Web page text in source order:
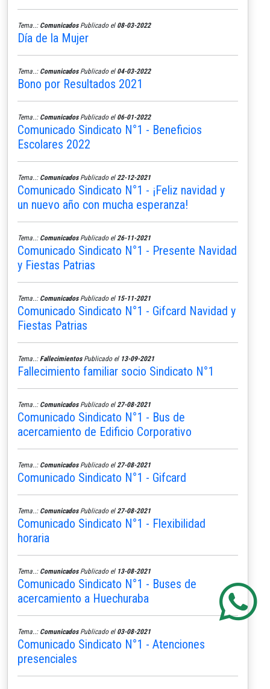
Tema..: ComunicadosPublicado el 08-03-2022
Día de la Mujer
Tema..: ComunicadosPublicado el 04-03-2022
Bono por Resultados 2021
Tema..: ComunicadosPublicado el 06-01-2022
Comunicado Sindicato N°1 - Beneficios
Escolares 2022
Tema..: ComunicadosPublicado el 22-12-2021
Comunicado Sindicato N°1 - ¡Feliz navidad y
un nuevo año con mucha esperanza!
Tema..: ComunicadosPublicado el 26-11-2021
Comunicado Sindicato N°1 - Presente Navidad
y Fiestas Patrias
Tema..: ComunicadosPublicado el 15-11-2021
Comunicado Sindicato N°1 - Gifcard Navidad y
Fiestas Patrias
Tema..: FallecimientosPublicado el 13-09-2021
Fallecimiento familiar socio Sindicato N°1
Tema..: ComunicadosPublicado el 27-08-2021
Comunicado Sindicato N°1 - Bus de
acercamiento de Edificio Corporativo
Tema..: ComunicadosPublicado el 27-08-2021
Comunicado Sindicato N°1 - Gifcard
Tema..: ComunicadosPublicado el 27-08-2021
Comunicado Sindicato N°1 - Flexibilidad
horaria
Tema..: ComunicadosPublicado el 13-08-2021
Comunicado Sindicato N°1 - Buses de
acercamiento a Huechuraba
Tema..: ComunicadosPublicado el 03-08-2021
Comunicado Sindicato N°1 - Atenciones
presenciales